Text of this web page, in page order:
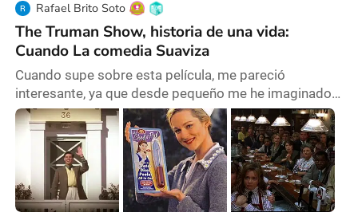
Rafael Brito Soto
The Truman Show, historia de una vida:
Cuando La comedia Suaviza
Cuando supe sobre esta película, me pareció
interesante, ya que desde pequeño me he imaginado
cómo sería si mi vida fuese un programa televisivo
donde me grabaran constantemente. Esto puede
parecer un sueño fantasioso, pero fue en parte por
eso que me llamó la atención. A simple vista, The
Truman Show podría parecer una comedia absurda.
Después de todo,¿ cómo es posible que alguien no se